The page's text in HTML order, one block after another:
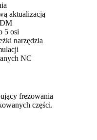
aktualizacją
5 osi
narzędzia
NC
frezowania
części.